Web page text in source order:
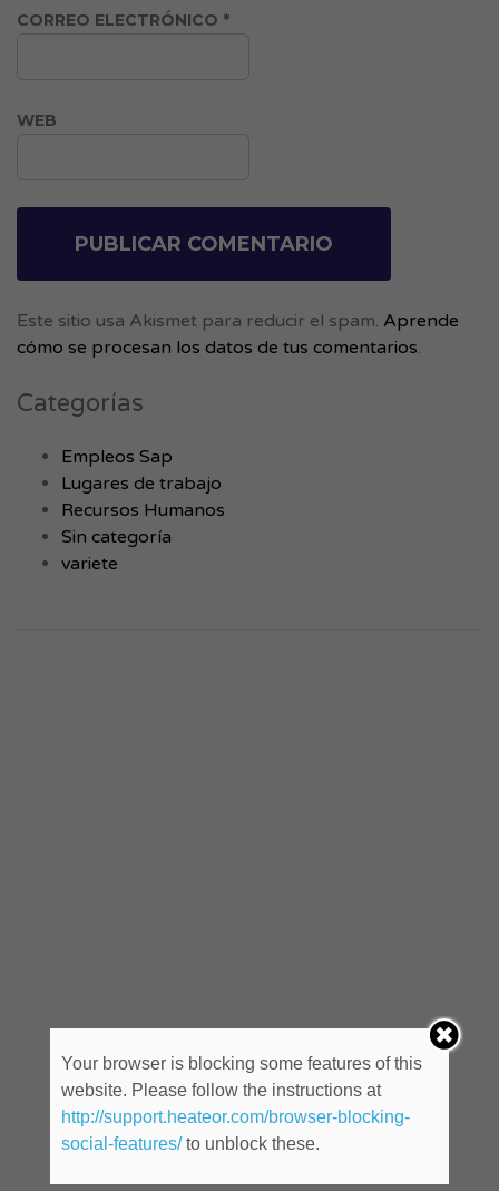
CORREO ELECTRÓNICO *
WEB
Este sitio usa Akismet para reducir el spam. Aprende
cómo se procesan los datos de tus comentarios.
Categorías
Empleos Sap
Lugares de trabajo
Recursos Humanos
Sin categoría
variete
Your browser is blocking some features of this
website. Please follow the instructions at
http://support.heateor.com/browser-blocking-
social-features/to unblock these.